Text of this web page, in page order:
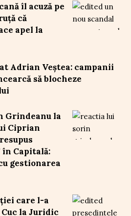
îl acuză pe
că
apel la
Adrian Veștea: campanii
să blocheze
Grindeanu la
Ciprian
în Capitală:
gestionarea
care l-a
la Juridic